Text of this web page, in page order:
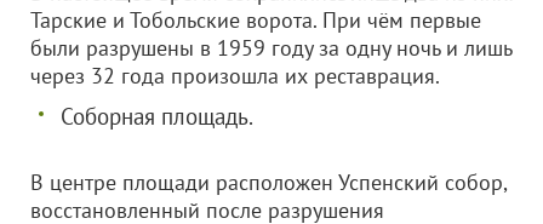
Тарские и Тобольские ворота. При чём первые
были разрушены в 1959 году за одну ночь и лишь
через 32 года произошла их реставрация.
Соборная площадь.
В центре площади расположен Успенский собор,
восстановленный после разрушения